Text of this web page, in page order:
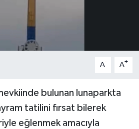
A- A+
bulunan lunaparkta
tatilini fırsat bilerek
eğlenmek amacıyla